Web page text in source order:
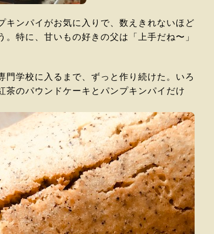
キンパイがお気に入りで、数えきれないほど
特に、甘いもの好きの父は「上手だね〜」
学校に入るまで、ずっと作り続けた。いろ
茶のパウンドケーキとパンプキンパイだけ